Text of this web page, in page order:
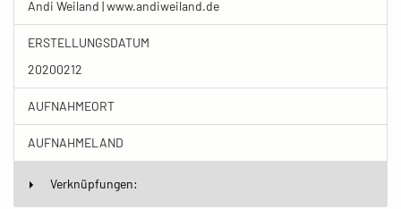
Andi Weiland | www.andiweiland.de
ERSTELLUNGSDATUM
20200212
AUFNAHMEORT
AUFNAHMELAND
Verknüpfungen: